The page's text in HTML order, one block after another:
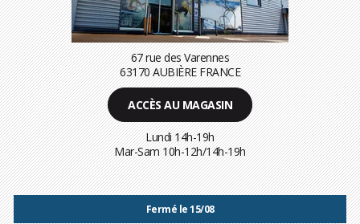
67 rue des Varennes
63170 AUBIÈRE FRANCE
ACCÈS AU MAGASIN
Lundi 14h-19h
Mar-Sam 10h-12h/14h-19h
Fermé le 15/08